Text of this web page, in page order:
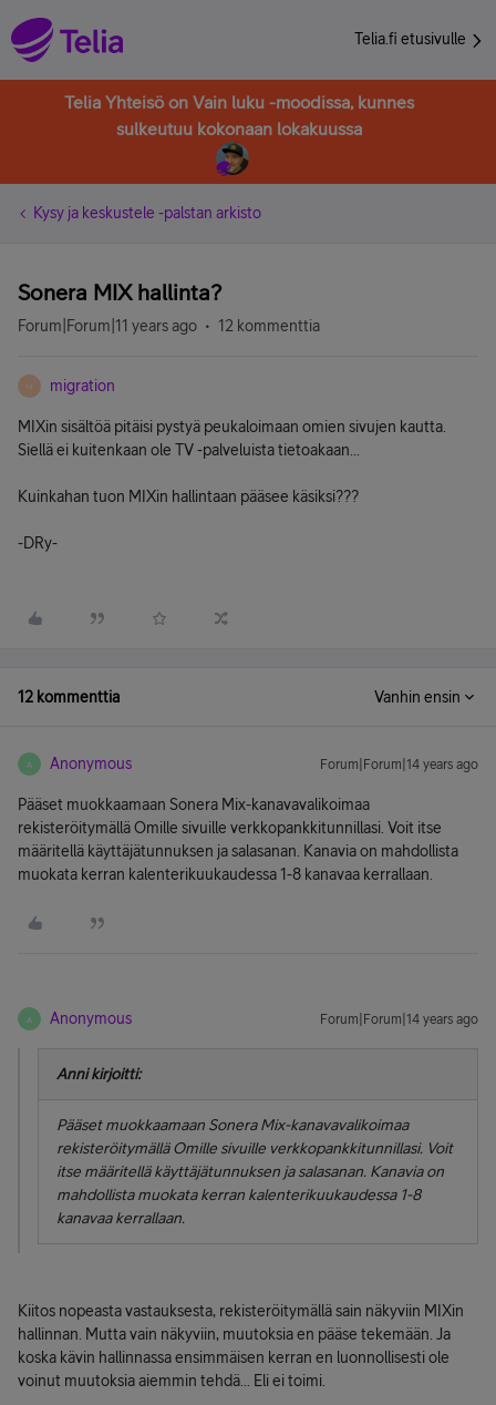
Telia.fi etusivulle
Telia Yhteisö on Vain luku -moodissa, kunnes
sulkeutuu kokonaan lokakuussa
Kysy ja keskustele -palstan arkisto
Sonera MIX hallinta?
Forum|Forum|11 years ago 12 kommenttia
M migration
MIXin sisältöä pitäisi pystyä peukaloimaan omien sivujen kautta.
Siellä ei kuitenkaan ole TV -palveluista tietoakaan...
Kuinkahan tuon MIXin hallintaan pääsee käsiksi???
-DRy-
12 kommenttia Vanhin ensin
A Anonymous Forum|Forum|14 years ago
Pääset muokkaamaan Sonera Mix-kanavavalikoimaa
rekisteröitymällä Omille sivuille verkkopankkitunnillasi. Voit itse
määritellä käyttäjätunnuksen ja salasanan. Kanavia on mahdollista
muokata kerran kalenterikuukaudessa 1-8 kanavaa kerrallaan.
A Anonymous Forum|Forum|14 years ago
Anni kirjoitti:
Pääset muokkaamaan Sonera Mix-kanavavalikoimaa
rekisteröitymällä Omille sivuille verkkopankkitunnillasi. Voit
itse määritellä käyttäjätunnuksen ja salasanan. Kanavia on
mahdollista muokata kerran kalenterikuukaudessa 1-8
kanavaa kerrallaan.
Kiitos nopeasta vastauksesta, rekisteröitymällä sain näkyviin MIXin
hallinnan. Mutta vain näkyviin, muutoksia en pääse tekemään. Ja
koska kävin hallinnassa ensimmäisen kerran en luonnollisesti ole
voinut muutoksia aiemmin tehdä... Eli ei toimi.